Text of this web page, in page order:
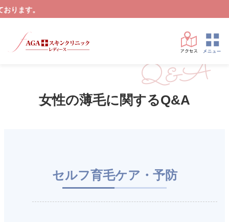
す。
女性の薄毛に関するQ&A
Q&A
セルフ育毛ケア・予防